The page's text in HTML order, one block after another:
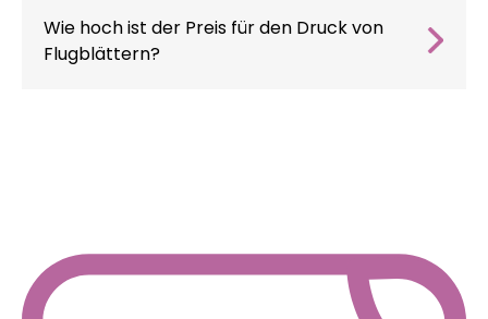
leicht zu lesen sind, aber wir sind auch in der
Lage, Werbeprospekte in nicht
standardisierten Formaten zu gestalten.
Wie hoch ist der Preis für den Druck von
Flugblättern?